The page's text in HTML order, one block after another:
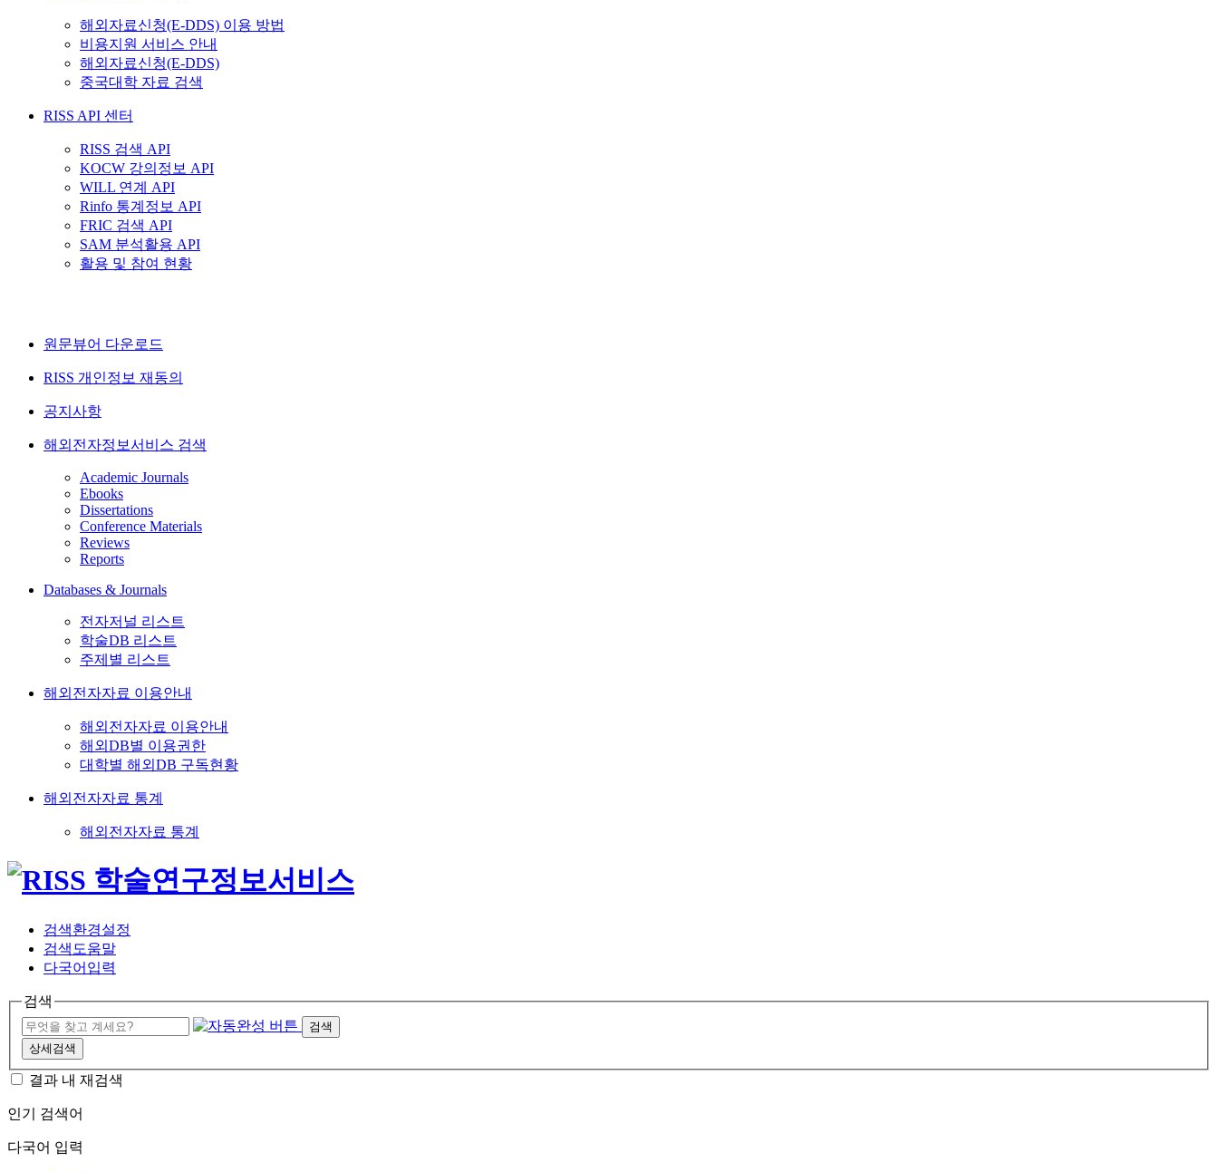
해외자료신청(E-DDS) 이용 방법
비용지원 서비스 안내
해외자료신청(E-DDS)
중국대학 자료 검색
RISS API 센터
RISS 검색 API
KOCW 강의정보 API
WILL 연계 API
Rinfo 통계정보 API
FRIC 검색 API
SAM 분석활용 API
활용 및 참여 현황
원문뷰어 다운로드
RISS 개인정보 재동의
공지사항
해외전자정보서비스 검색
Academic Journals
Ebooks
Dissertations
Conference Materials
Reviews
Reports
Databases & Journals
전자저널 리스트
학술DB 리스트
주제별 리스트
해외전자자료 이용안내
해외전자자료 이용안내
해외DB별 이용권한
대학별 해외DB 구독현황
해외전자자료 통계
해외전자자료 통계
검색환경설정
검색도움말
다국어입력
검색
검색
상세검색
결과 내 재검색
인기 검색어
다국어 입력